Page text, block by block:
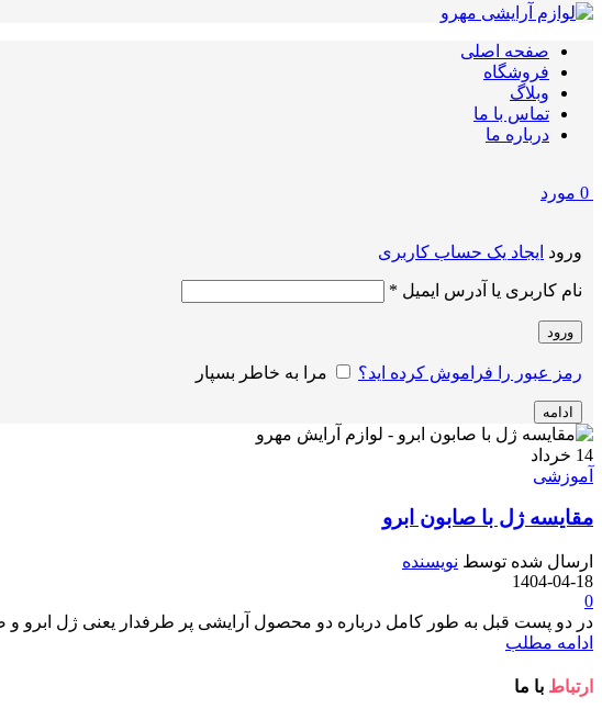
صفحه اصلی
فروشگاه
وبلاگ
تماس با ما
درباره ما
0 مورد
ورود ایجاد یک حساب کاربری
نام کاربری یا آدرس ایمیل *
ورود
رمز عبور را فراموش کرده اید؟ مرا به خاطر بسپار
ادامه
14 خرداد
آموزشی
مقایسه ژل با صابون ابرو
ارسال شده توسط نویسنده
1404-04-18
0
در دو پست قبل به طور کامل درباره دو محصول آرایشی پر طرفدار یعنی ژل ابرو
ادامه مطلب
ارتباط با ما